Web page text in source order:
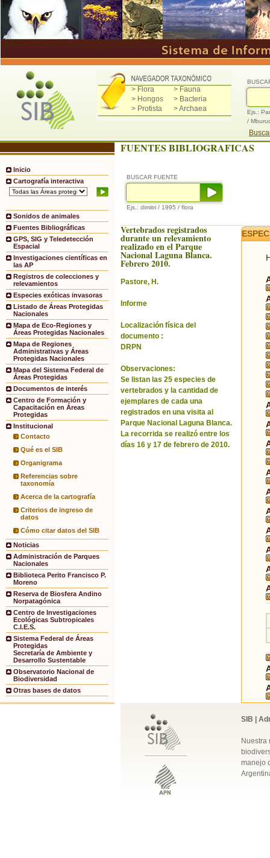
> Flora
> Fauna
> Hongos
> Bacteria
> Protista
> Archaea
Ejs.:
/
Inicio
Cartografía interactiva
Sonidos de animales
Fuentes Bibliográficas
GPS, SIG y Teledetección
Espacial
Investigaciones científicas en
las AP
Registros de colecciones y
relevamientos
Especies exóticas invasoras
Listado de Áreas Protegidas
Nacionales
Mapa de Eco-Regiones y
Áreas Protegidas Nacionales
Mapa de Regiones
Administrativas y Áreas
Protegidas Nacionales
Mapa del Sistema Federal de
Áreas Protegidas
Documentos de interés
Centro de Formación y
Capacitación en Áreas
Protegidas
Institucional
Contacto
Qué es el SIB
Organigrama
Referencias sobre
taxonomía
Acerca de la cartografía
Criterios de ingreso de
datos
Cómo citar datos del SIB
Noticias
Administración de Parques
Nacionales
Biblioteca Perito Francisco P.
Moreno
Reserva de Biosfera Andino
Norpatagónica
Centro de Investigaciones
Ecológicas Subtropicales
C.I.E.S.
Sistema Federal de Áreas
Protegidas
Secretaría de Ambiente y
Desarrollo Sustentable
Observatorio Nacional de
Biodiversidad
Otras bases de datos
FUENTES BIBLIOGRAFICAS
BUSCAR FUENTE
Ejs.: dimitri / 1995 / flora
Vertebrados registrados
durante un relevamiento
realizado en el Parque
Nacional Laguna Blanca.
Febrero 2010.
Pastore, H.
Informe
Localización física del
documento :
DRPN
Observaciones:
Se listan las 25 especies de
vertebrados y la cantidad de
ejemplares de cada una
registrados en una visita al
Parque Nacional Laguna Blanca.
La recorrida se realizó entre los
días 16 y 17 de febrero de 2010.
SIB |
Nuestra
manejo